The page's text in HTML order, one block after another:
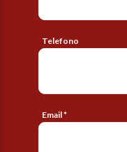
Telefono
Email *